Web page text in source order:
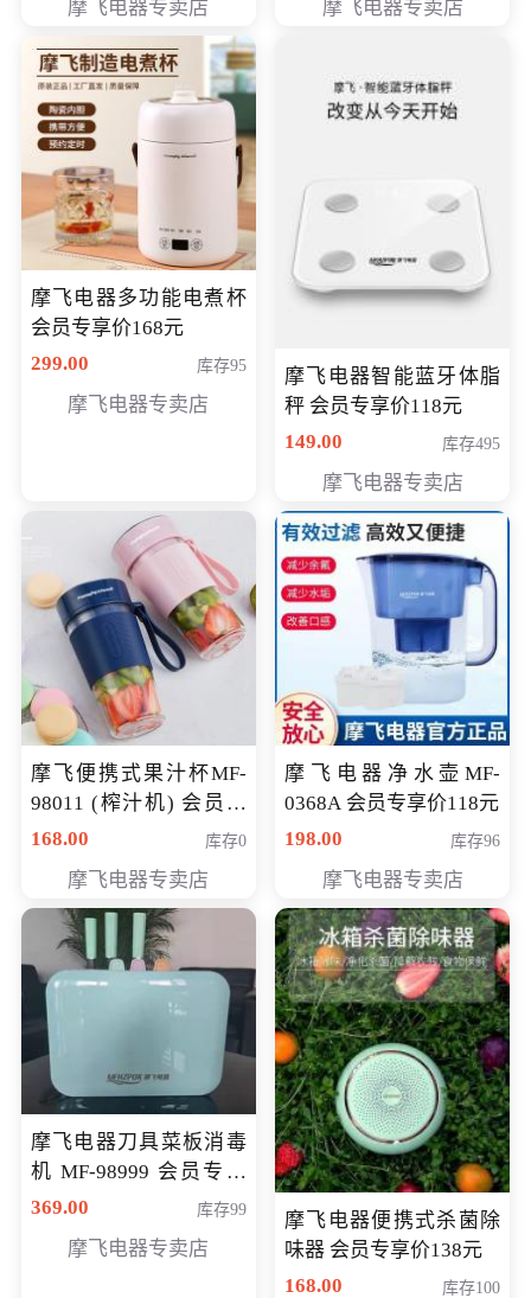
摩飞电器专卖店 摩飞电器专卖店
摩飞电器多功能电煮杯
会员专享价168元
299.00
库存95
摩飞电器专卖店
摩飞电器智能蓝牙体脂
秤 会员专享价118元
149.00
库存495
摩飞电器专卖店
摩飞便携式果汁杯MF-
98011 (榨汁机) 会员专
享价138元
168.00 库存0
摩飞电器专卖店
摩飞电器净水壶MF-
0368A 会员专享价118元
198.00
库存96
摩飞电器专卖店
摩飞电器刀具菜板消毒
机 MF-98999 会员专享
价286元
369.00 库存99
摩飞电器专卖店
摩飞电器便携式杀菌除
味器 会员专享价138元
168.00
库存100